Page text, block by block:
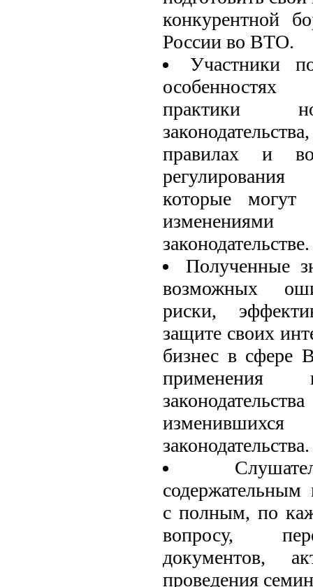
конкурентной
России во ВТО.
Участники
особенностях
практики
правилах и
которые могут
законодательстве.
Полученные
возможных
риски,
защите своих
бизнес в сфере
применения
изменившихся
законодательства.
с полным, по
вопросу,
документов,
проведения